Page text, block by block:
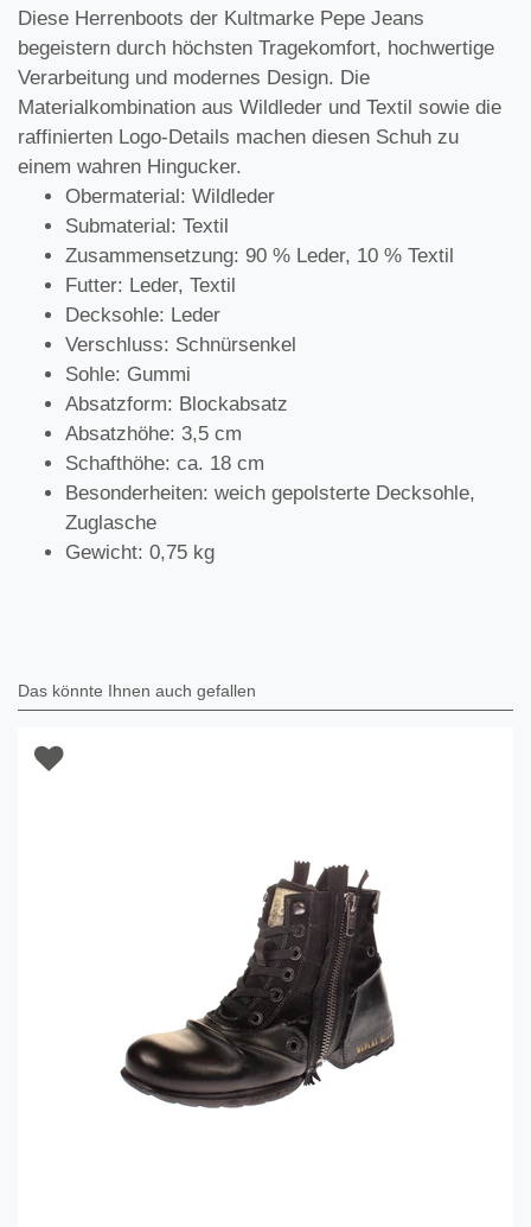
Diese Herrenboots der Kultmarke Pepe Jeans
begeistern durch höchsten Tragekomfort, hochwertige
Verarbeitung und modernes Design. Die
Materialkombination aus Wildleder und Textil sowie die
raffinierten Logo-Details machen diesen Schuh zu
einem wahren Hingucker.
Obermaterial: Wildleder
Submaterial: Textil
Zusammensetzung: 90 % Leder, 10 % Textil
Futter: Leder, Textil
Decksohle: Leder
Verschluss: Schnürsenkel
Sohle: Gummi
Absatzform: Blockabsatz
Absatzhöhe: 3,5 cm
Schafthöhe: ca. 18 cm
Besonderheiten: weich gepolsterte Decksohle,
Zuglasche
Gewicht: 0,75 kg
Das könnte Ihnen auch gefallen